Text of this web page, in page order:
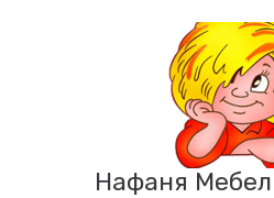
Нафаня